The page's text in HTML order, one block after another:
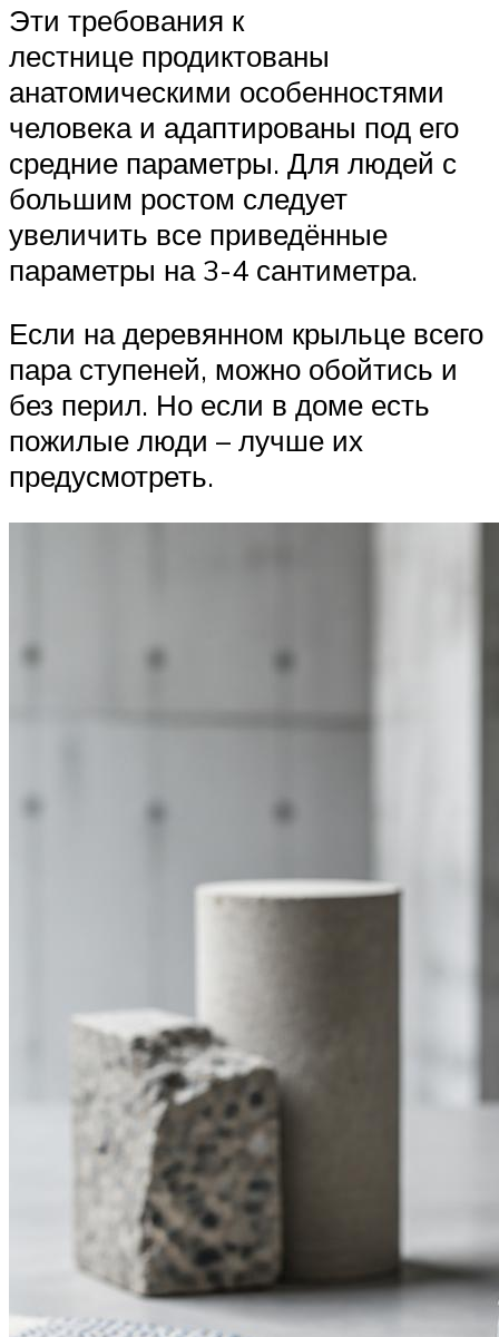
Эти требования к
лестнице продиктованы
анатомическими особенностями
человека и адаптированы под его
средние параметры. Для людей с
большим ростом следует
увеличить все приведённые
параметры на 3-4 сантиметра.
Если на деревянном крыльце всего
пара ступеней, можно обойтись и
без перил. Но если в доме есть
пожилые люди – лучше их
предусмотреть.